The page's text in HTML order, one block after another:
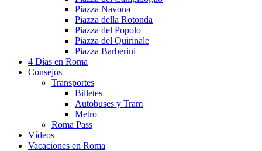
Piazza Navona
Piazza della Rotonda
Piazza del Popolo
Piazza del Quirinale
Piazza Barberini
4 Días en Roma
Consejos
Transportes
Billetes
Autobuses y Tram
Metro
Roma Pass
Vídeos
Vacaciones en Roma